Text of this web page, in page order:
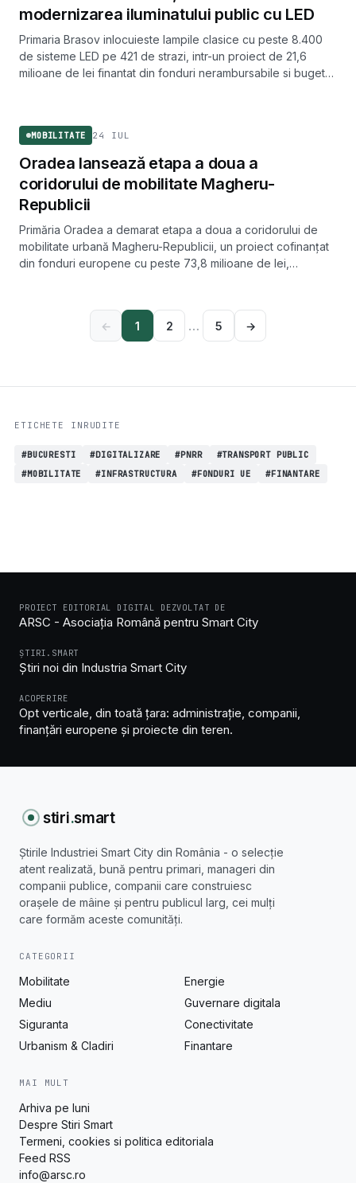
modernizarea iluminatului public cu LED
Primaria Brasov inlocuieste lampile clasice cu peste 8.400
de sisteme LED pe 421 de strazi, intr-un proiect de 21,6
milioane de lei finantat din fonduri nerambursabile si bugetul
MOBILITATE 24 IUL
Oradea lansează etapa a doua a
coridorului de mobilitate Magheru-
Republicii
Primăria Oradea a demarat etapa a doua a coridorului de
mobilitate urbană Magheru-Republicii, un proiect cofinanțat
din fonduri europene cu peste 73,8 milioane de lei,
← 1 2 … 5 →
ETICHETE INRUDITE
#BUCURESTI #DIGITALIZARE #PNRR
#TRANSPORT PUBLIC
#MOBILITATE
#INFRASTRUCTURA #FONDURI UE #FINANTARE
PROIECT EDITORIAL DIGITAL DEZVOLTAT DE
ARSC - Asociația Română pentru Smart City
ȘTIRI.SMART
Știri noi din Industria Smart City
ACOPERIRE
Opt verticale, din toată țara: administrație, companii,
finanțări europene și proiecte din teren.
stiri.smart
Știrile Industriei Smart City din România - o selecție
atent realizată, bună pentru primari, manageri din
companii publice, companii care construiesc
orașele de mâine și pentru publicul larg, cei mulți
care formăm aceste comunități.
CATEGORII
Mobilitate
Energie
Mediu
Guvernare digitala
Siguranta
Conectivitate
Urbanism & Cladiri
Finantare
MAI MULT
Arhiva pe luni
Despre Stiri Smart
Termeni, cookies si politica editoriala
Feed RSS
info@arsc.ro